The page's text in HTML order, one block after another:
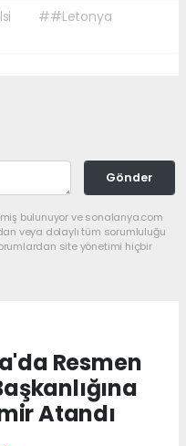
##Letonya
Gönder
bulunuyor ve sonalanya.com
veya dolaylı tüm sorumluluğu
site yönetimi hiçbir
Resmen
Atandı